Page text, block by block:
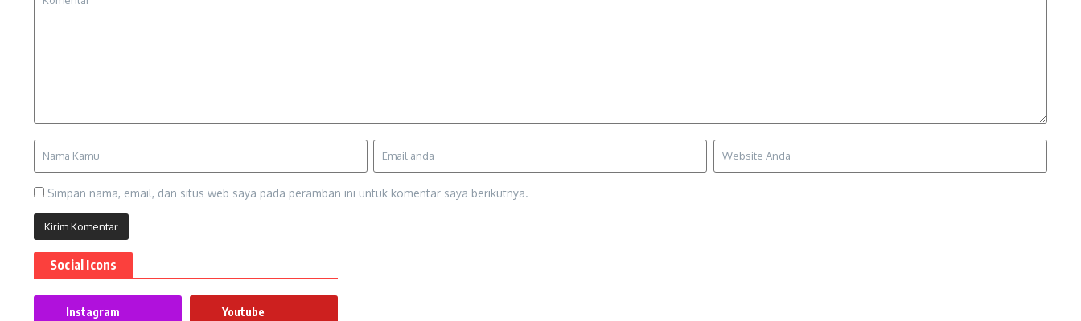
Simpan nama, email, dan situs web saya pada peramban ini untuk komentar saya berikutnya.
Social Icons
Instagram
Youtube